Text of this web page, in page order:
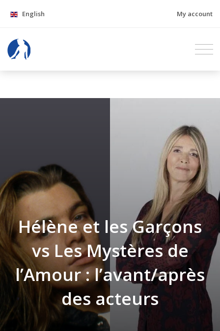
English My account
Hélène et les Garçons
vs Les Mystères de
l’Amour : l’avant/après
des acteurs